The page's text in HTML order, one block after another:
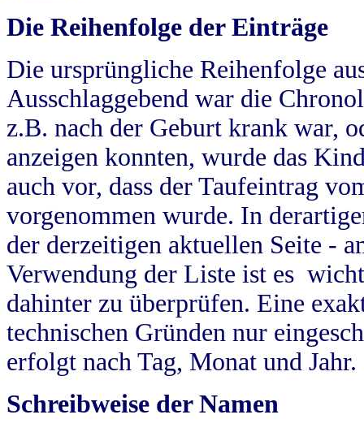
Die Reihenfolge der Einträge
Die ursprüngliche Reihenfolge
Ausschlaggebend war die
z.B. nach der Geburt krank war,
anzeigen konnten, wurde das
auch vor, dass der Taufeintrag
vorgenommen wurde. In
der derzeitigen aktuellen Seite -
Verwendung der Liste ist es
dahinter zu überprüfen. Eine
technischen Gründen nur
erfolgt nach Tag, Monat und Jahr.
Schreibweise der Namen